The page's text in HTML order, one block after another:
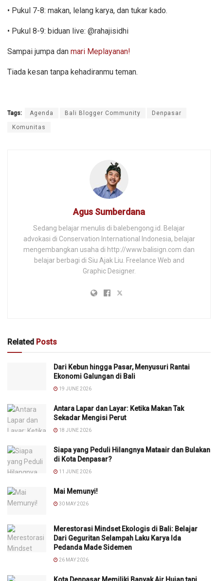
• Pukul 7-8: makan, lelang karya, dan tukar kado.
• Pukul 8-9: biduan live: @rahajisidhi
Sampai jumpa dan mari Meplayanan!
Tiada kesan tanpa kehadiranmu teman.
Tags: Agenda Bali Blogger Community Denpasar
Komunitas
Agus Sumberdana
Sedang belajar menulis di balebengong.id. Belajar
advokasi di Conservation International Indonesia, belajar
mengembangkan usaha di http://www.balisign.com dan
belajar berbagi di Siu Ajak Liu. Freelance Web and
Graphic Designer.
Related Posts
Dari Kebun hingga Pasar, Menyusuri Rantai
Ekonomi Galungan di Bali
19 JUNE 2026
Antara Lapar dan Layar: Ketika Makan Tak
Sekadar Mengisi Perut
18 JUNE 2026
Siapa yang Peduli Hilangnya Mataair dan Bulakan
di Kota Denpasar?
11 JUNE 2026
Mai Memunyi!
30 MAY 2026
Merestorasi Mindset Ekologis di Bali: Belajar
Dari Geguritan Selampah Laku Karya Ida
Pedanda Made Sidemen
26 MAY 2026